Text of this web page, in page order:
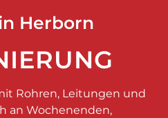
Herborn
Rohren, Leitungen und
an Wochenenden,